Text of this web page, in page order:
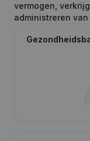
vermogen,
administreren